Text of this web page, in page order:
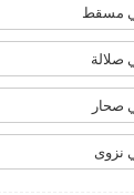
مسقط
صلالة
صحار
نزوى